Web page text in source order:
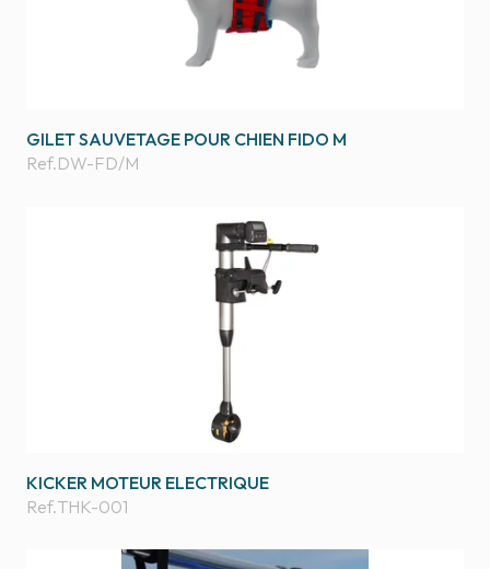
GILET SAUVETAGE POUR CHIEN FIDO M
Ref.DW-FD/M
KICKER MOTEUR ELECTRIQUE
Ref.THK-001